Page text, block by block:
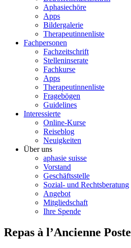
Aphasiechöre
Apps
Bildergalerie
Therapeutinnenliste
Fachpersonen
Fachzeitschrift
Stelleninserate
Fachkurse
Apps
Therapeutinnenliste
Fragebögen
Guidelines
Interessierte
Online-Kurse
Reiseblog
Neuigkeiten
Über uns
aphasie suisse
Vorstand
Geschäftsstelle
Sozial- und Rechtsberatung
Angebot
Mitgliedschaft
Ihre Spende
Repas à l’Ancienne Poste